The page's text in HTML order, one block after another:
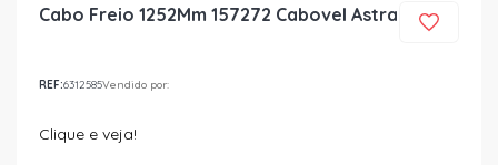
Cabo Freio 1252Mm 157272 Cabovel Astra
REF:6312585Vendido por:
Clique e veja!